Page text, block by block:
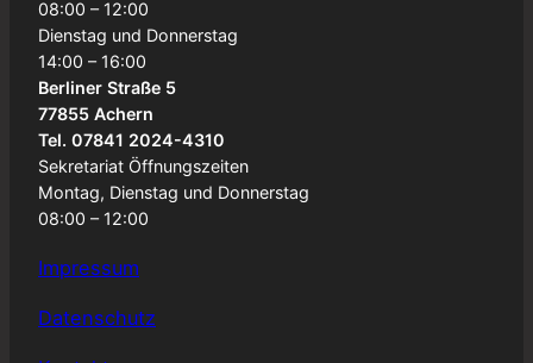
08:00 – 12:00
Dienstag und Donnerstag
14:00 – 16:00
Berliner Straße 5
77855 Achern
Tel. 07841 2024-4310
Sekretariat Öffnungszeiten
Montag, Dienstag und Donnerstag
08:00 – 12:00
Impressum
Datenschutz